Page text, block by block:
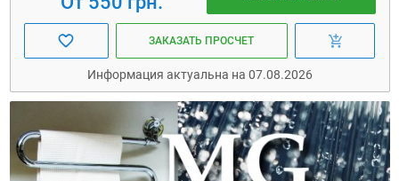
ЗАКАЗАТЬ ПРОСЧЕТ
Информация актуальна на 07.08.2026